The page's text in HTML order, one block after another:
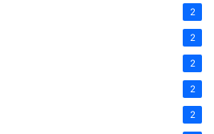
2
2
2
2
2